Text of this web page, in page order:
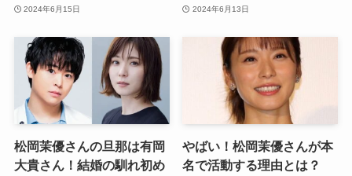
2024年6月15日 2024年6月13日
松岡茉優さんの旦那は有岡
大貴さん！結婚の馴れ初め
やばい！松岡茉優さんが本
名で活動する理由とは？